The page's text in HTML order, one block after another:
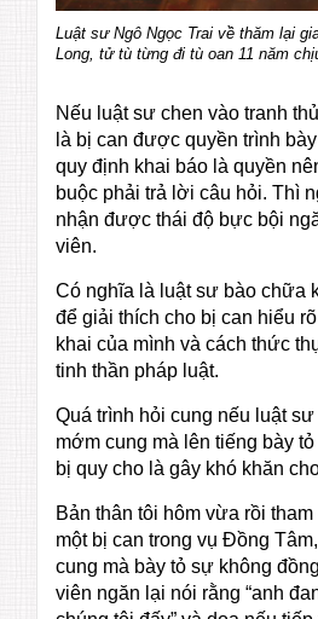
Luật sư Ngô Ngọc Trai về thăm lại
Long, tử tù từng đi tù oan 11 năm
Nếu luật sư chen vào tranh
là bị can được quyền trình
quy định khai báo là quyền
buộc phải trả lời câu hỏi. Thì
nhận được thái độ bực bội
viên.
Có nghĩa là luật sư bào chữa
để giải thích cho bị can hiểu
khai của mình và cách thức
tinh thần pháp luật.
Quá trình hỏi cung nếu luật
mớm cung mà lên tiếng bày
bị quy cho là gây khó khăn
Bản thân tôi hôm vừa rồi
một bị can trong vụ Đồng
cung mà bày tỏ sự không
viên ngăn lại nói rằng “anh